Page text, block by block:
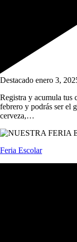
Destacado enero 3,
Registra y acumula tus
febrero y podrás ser el
cerveza,…
Feria Escolar